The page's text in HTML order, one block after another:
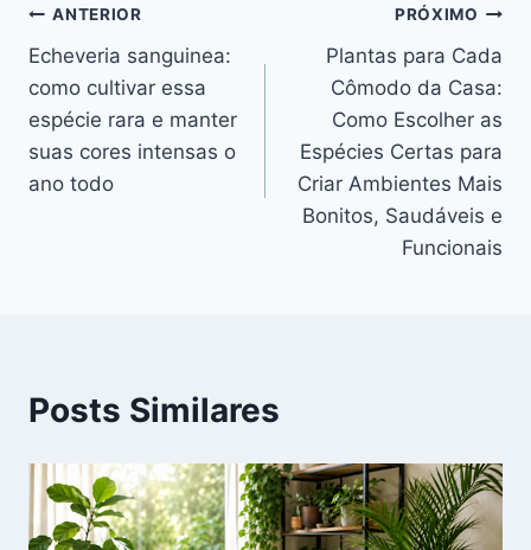
Navegação
de
Post
ANTERIOR
Echeveria sanguinea:
como cultivar essa
espécie rara e manter
suas cores intensas o
ano todo
PRÓXIMO
Plantas para Cada
Cômodo da Casa:
Como Escolher as
Espécies Certas para
Criar Ambientes Mais
Bonitos, Saudáveis e
Funcionais
Posts Similares